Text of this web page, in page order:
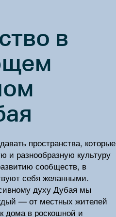
в
пространства, которые
и разнообразную культуру
сообществ, в
себя желанными.
духу Дубая мы
— от местных жителей
дома в роскошной и